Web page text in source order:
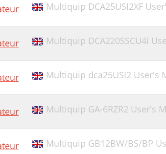
Multiquip DCA25USI2XF
Multiquip DCA220SSCU4i
Multiquip dca25USI2 User's
Multiquip GA-6RZR2 User's
Multiquip GB12BW/BS/BP